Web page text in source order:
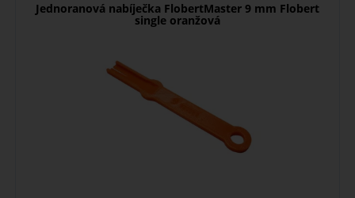
Jednoranová nabíječka FlobertMaster 9 mm Flobert
single oranžová